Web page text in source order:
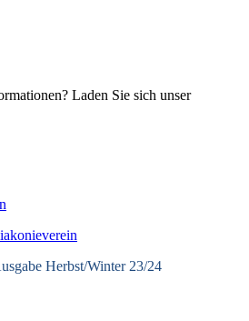
Laden Sie sich unser
Herbst/Winter 23/24